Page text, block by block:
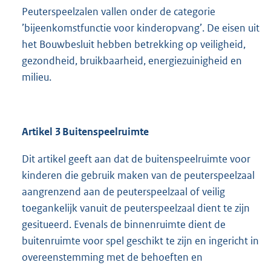
Peuterspeelzalen vallen onder de categorie
’bijeenkomstfunctie voor kinderopvang’. De eisen uit
het Bouwbesluit hebben betrekking op veiligheid,
gezondheid, bruikbaarheid, energiezuinigheid en
milieu.
Artikel 3 Buitenspeelruimte
Dit artikel geeft aan dat de buitenspeelruimte voor
kinderen die gebruik maken van de peuterspeelzaal
aangrenzend aan de peuterspeelzaal of veilig
toegankelijk vanuit de peuterspeelzaal dient te zijn
gesitueerd. Evenals de binnenruimte dient de
buitenruimte voor spel geschikt te zijn en ingericht in
overeenstemming met de behoeften en